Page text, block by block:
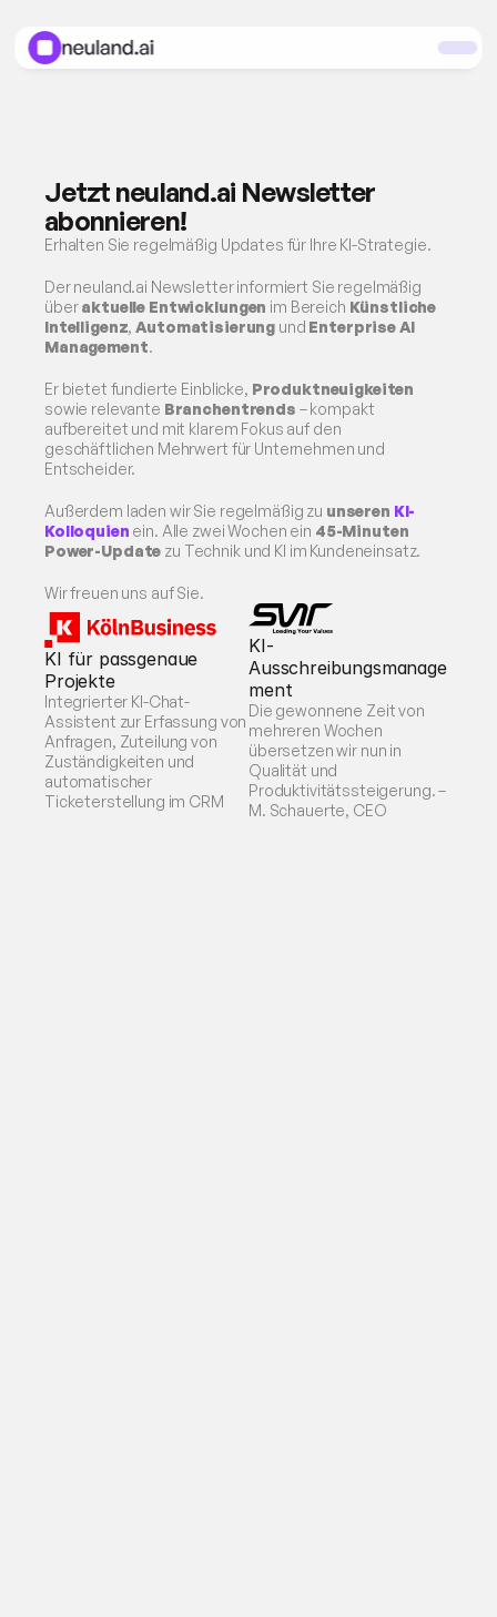
Jetzt neuland.ai Newsletter
abonnieren!
Erhalten Sie regelmäßig Updates für Ihre KI-Strategie.
Der neuland.ai Newsletter informiert Sie regelmäßig
über aktuelle Entwicklungen im Bereich Künstliche
Intelligenz, Automatisierung und Enterprise AI
Management.
Er bietet fundierte Einblicke, Produktneuigkeiten
sowie relevante Branchentrends – kompakt
aufbereitet und mit klarem Fokus auf den
geschäftlichen Mehrwert für Unternehmen und
Entscheider.
Außerdem laden wir Sie regelmäßig zu unseren KI-
Kolloquien ein. Alle zwei Wochen ein 45-Minuten
Power-Update zu Technik und KI im Kundeneinsatz.
Wir freuen uns auf Sie.
KI für passgenaue
Projekte
Integrierter KI-Chat-
Assistent zur Erfassung von
Anfragen, Zuteilung von
Zuständigkeiten und
automatischer
Ticketerstellung im CRM
KI-
Ausschreibungsmanage
ment
Die gewonnene Zeit von
mehreren Wochen
übersetzen wir nun in
Qualität und
Produktivitätssteigerung. –
M. Schauerte, CEO